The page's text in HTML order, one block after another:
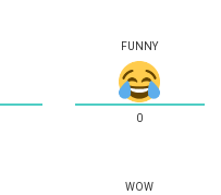
FUNNY
0
WOW